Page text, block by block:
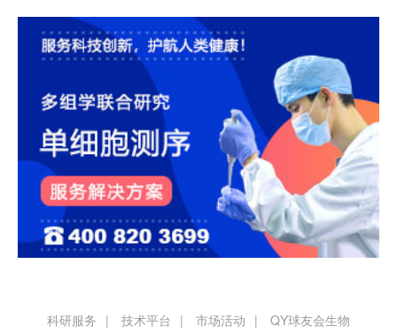
科研服务 技术平台 市场活动 QY球友会生物